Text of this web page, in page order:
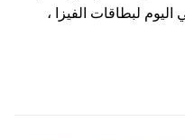
لبطاقات الفيزا ،